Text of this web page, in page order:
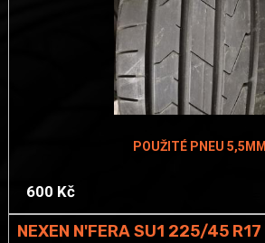
POUŽITÉ PNEU 5,5MM
600 Kč
NEXEN N'FERA SU1 225/45 R17